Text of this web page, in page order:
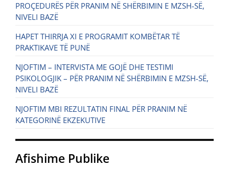
PROÇEDURËS PËR PRANIM NË SHËRBIMIN E MZSH-SË,
NIVELI BAZË
HAPET THIRRJA XI E PROGRAMIT KOMBËTAR TË
PRAKTIKAVE TË PUNË
NJOFTIM – INTERVISTA ME GOJË DHE TESTIMI
PSIKOLOGJIK – PËR PRANIM NË SHËRBIMIN E MZSH-SË,
NIVELI BAZË
NJOFTIM MBI REZULTATIN FINAL PËR PRANIM NË
KATEGORINË EKZEKUTIVE
Afishime Publike